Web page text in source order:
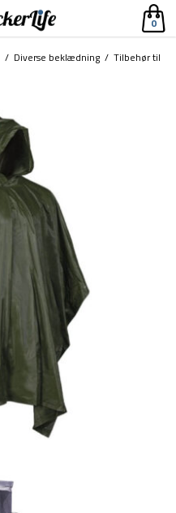
0
/ Diverse beklædning / Tilbehør til